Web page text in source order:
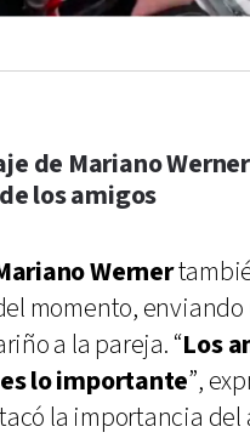
de Mariano
los amigos
Werner
momento,
a la pareja. “Los
lo importante”,
la importancia del